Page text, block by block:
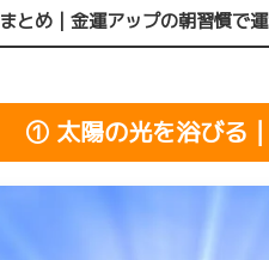
まとめ｜金運アップの朝習慣で
① 太陽の光を浴びる